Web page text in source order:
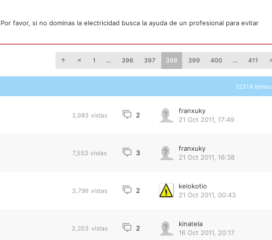
favor, si no dominas la electricidad busca la ayuda de un profesional para evitar
1 … 396 397 398 399 400 … 411
12314 temas
3,983 vistas 2
franxuky
21 Oct 2011, 17:49
7,553 vistas 3
franxuky
21 Oct 2011, 16:38
3,799 vistas 2
kelokotio
21 Oct 2011, 00:43
3,203 vistas 2
kinatela
16 Oct 2011, 20:17